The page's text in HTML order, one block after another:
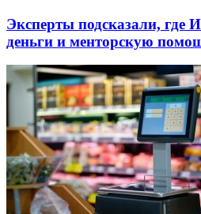
Эксперты подсказали, где
деньги и менторскую